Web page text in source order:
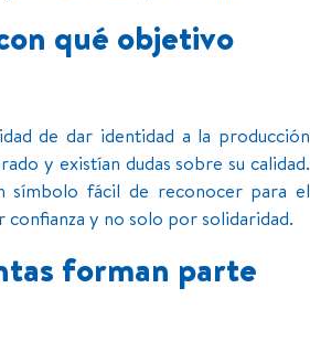
qué objetivo
de dar identidad a la producción
y existían dudas sobre su calidad.
símbolo fácil de reconocer para el
confianza y no solo por solidaridad.
forman parte